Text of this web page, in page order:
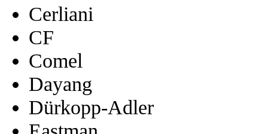
Cerliani
CF
Comel
Dayang
Dürkopp-Adler